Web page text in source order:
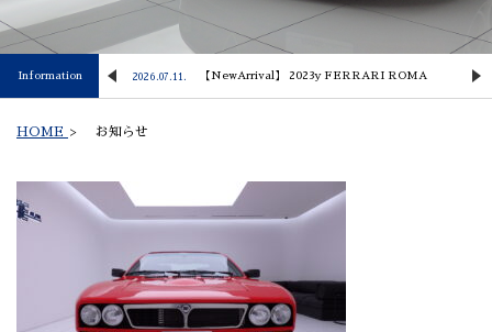
Information
Lusso 2026.07.11. 【NewArrival】 2023y FERRARI ROMA
HOME > お知らせ